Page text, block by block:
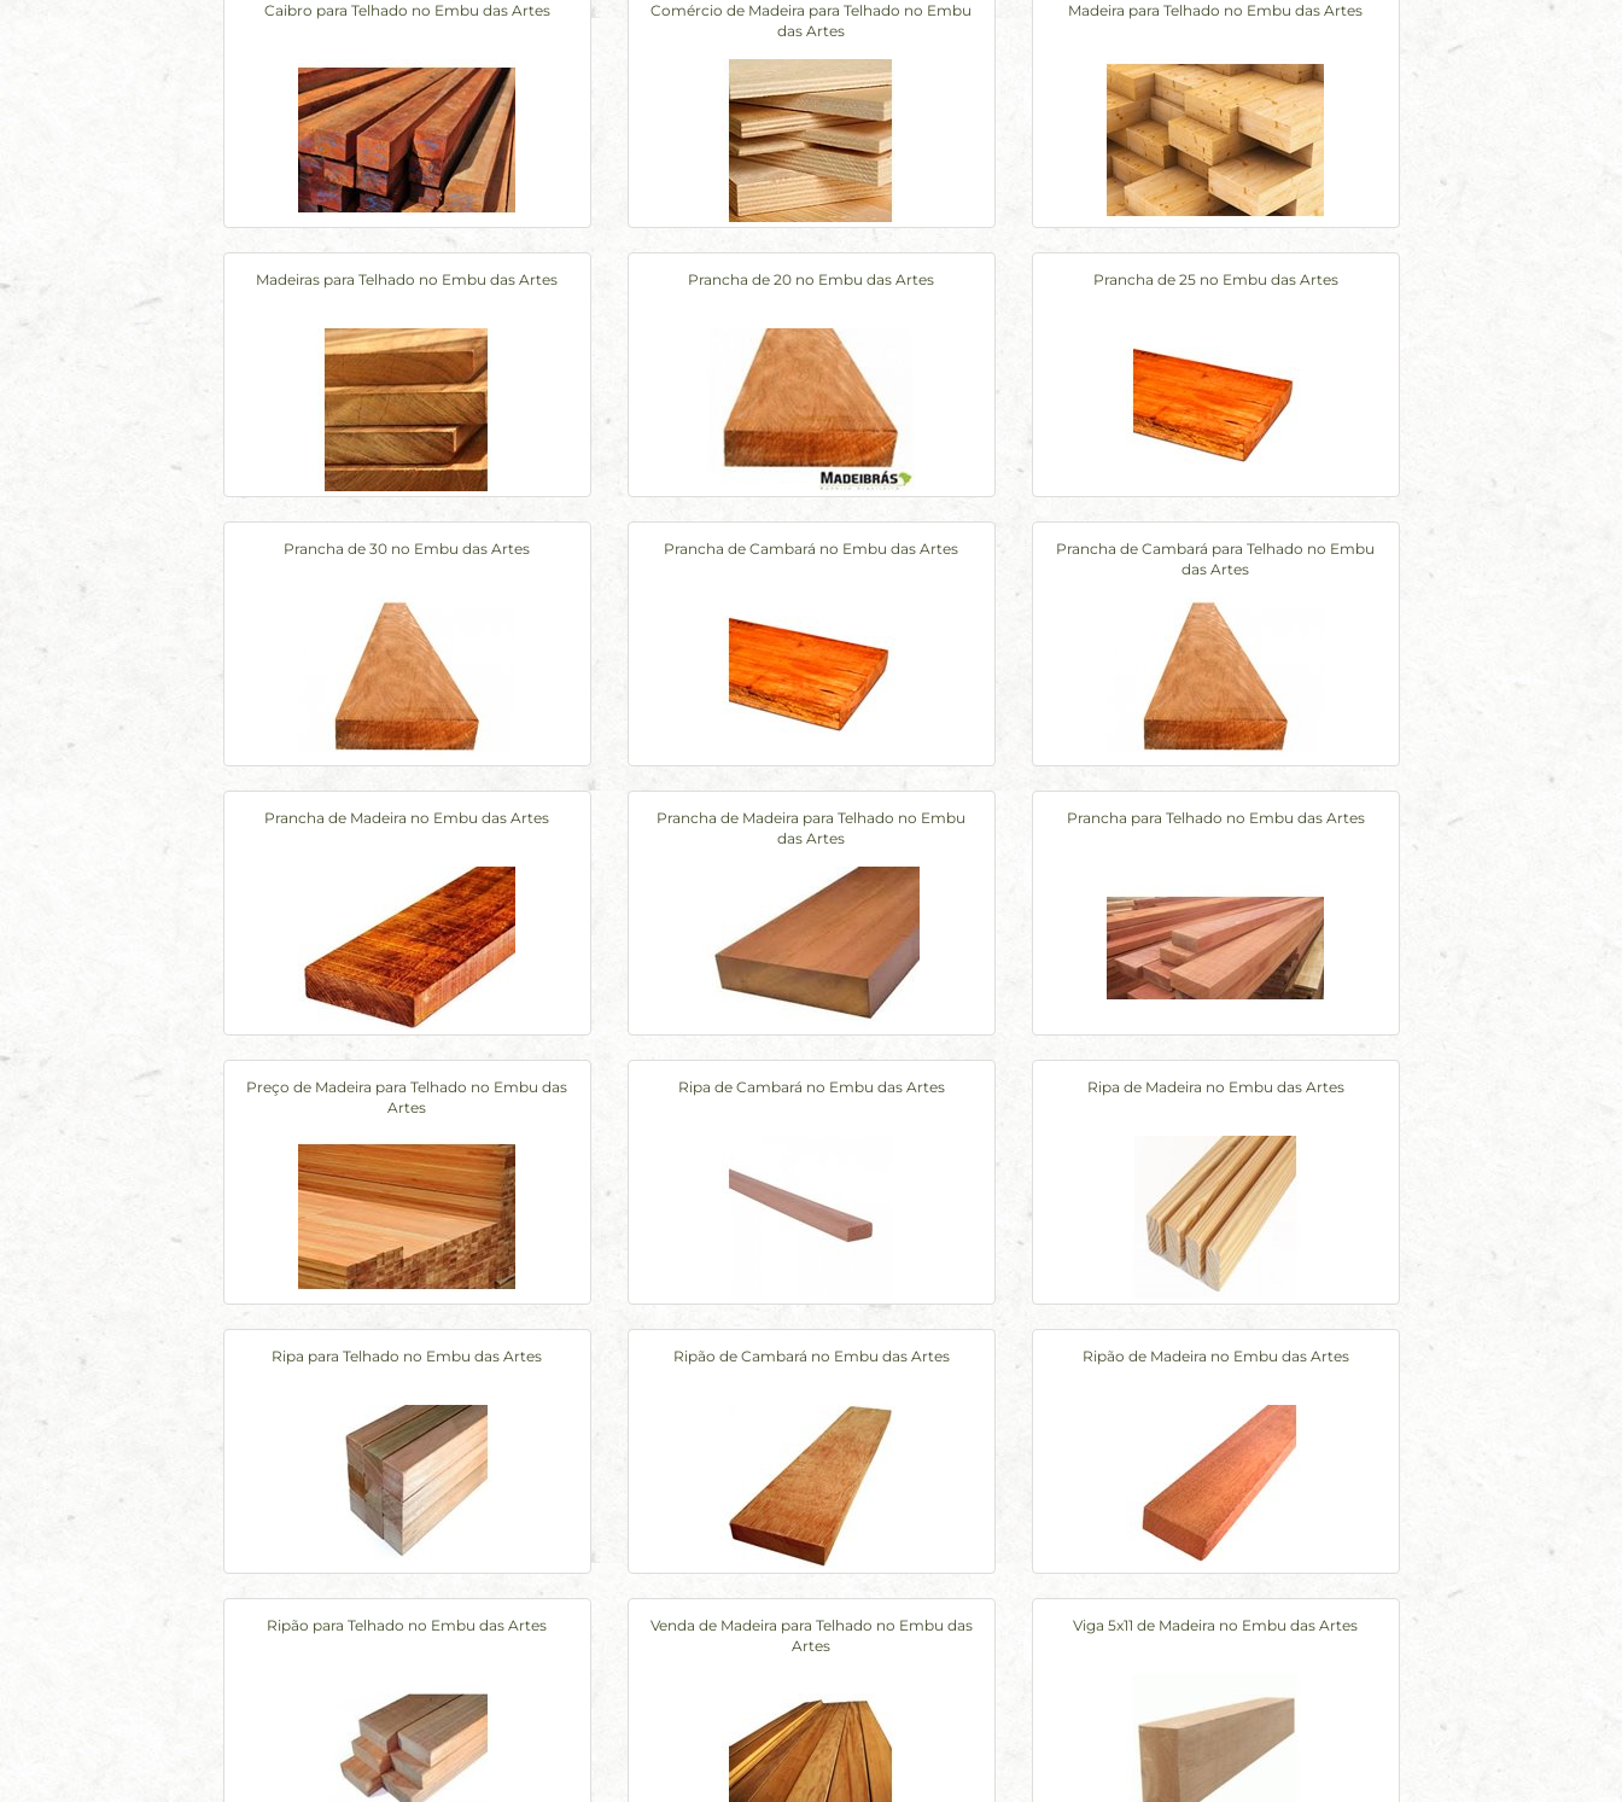
Caibro para Telhado no Embu das Artes
Comércio de Madeira para Telhado no Embu
das Artes
Madeira para Telhado no Embu das Artes
Madeiras para Telhado no Embu das Artes Prancha de 20 no Embu das Artes Prancha de 25 no Embu das Artes
Prancha de 30 no Embu das Artes Prancha de Cambará no Embu das Artes
Prancha de Cambará para Telhado no Embu
das Artes
Prancha de Madeira no Embu das Artes
Prancha de Madeira para Telhado no Embu
das Artes
Prancha para Telhado no Embu das Artes
Preço de Madeira para Telhado no Embu das
Artes
Ripa de Cambará no Embu das Artes Ripa de Madeira no Embu das Artes
Ripa para Telhado no Embu das Artes Ripão de Cambará no Embu das Artes Ripão de Madeira no Embu das Artes
Ripão para Telhado no Embu das Artes
Venda de Madeira para Telhado no Embu das
Artes
Viga 5x11 de Madeira no Embu das Artes